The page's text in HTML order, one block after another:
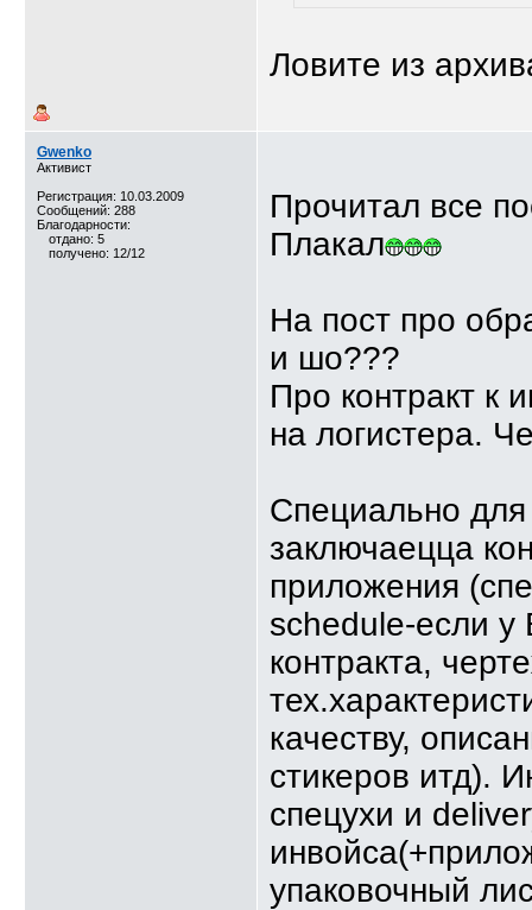
Ловите из
Gwenko
Активист
Регистрация: 10.03.2009
Сообщений: 288
Благодарности:
отдано: 5
получено: 12/12
Прочитал все
Плакал
На пост про
и шо???
Про контракт к
на логистера.
Специально
заключаецца
приложения
schedule-если у
контракта,
качеству,
стикеров итд).
спецухи и
упаковочный